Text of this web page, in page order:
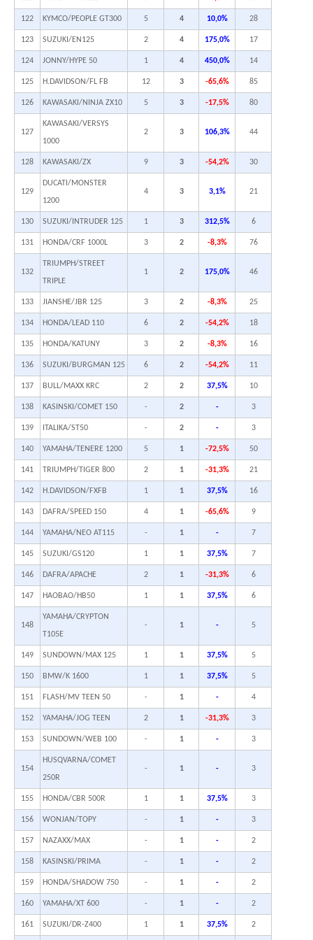
122 KYMCO/PEOPLE GT300 5 4 10,0% 28
123 SUZUKI/EN125 2 4 175,0% 17
124 JONNY/HYPE 50 1 4 450,0% 14
125 H.DAVIDSON/FL FB 12 3 -65,6% 85
126 KAWASAKI/NINJA ZX10 5 3 -17,5% 80
127
KAWASAKI/VERSYS
1000
2 3 106,3% 44
128 KAWASAKI/ZX 9 3 -54,2% 30
129
DUCATI/MONSTER
1200
4 3 3,1% 21
130 SUZUKI/INTRUDER 125 1 3 312,5% 6
131 HONDA/CRF 1000L 3 2 -8,3% 76
132
TRIUMPH/STREET
TRIPLE
1 2 175,0% 46
133 JIANSHE/JBR 125 3 2 -8,3% 25
134 HONDA/LEAD 110 6 2 -54,2% 18
135 HONDA/KATUNY 3 2 -8,3% 16
136 SUZUKI/BURGMAN 125 6 2 -54,2% 11
137 BULL/MAXX KRC 2 2 37,5% 10
138 KASINSKI/COMET 150 - 2 - 3
139 ITALIKA/ST50 - 2 - 3
140 YAMAHA/TENERE 1200 5 1 -72,5% 50
141 TRIUMPH/TIGER 800 2 1 -31,3% 21
142 H.DAVIDSON/FXFB 1 1 37,5% 16
143 DAFRA/SPEED 150 4 1 -65,6% 9
144 YAMAHA/NEO AT115 - 1 - 7
145 SUZUKI/GS120 1 1 37,5% 7
146 DAFRA/APACHE 2 1 -31,3% 6
147 HAOBAO/HB50 1 1 37,5% 6
148
YAMAHA/CRYPTON
T105E
- 1 - 5
149 SUNDOWN/MAX 125 1 1 37,5% 5
150 BMW/K 1600 1 1 37,5% 5
151 FLASH/MV TEEN 50 - 1 - 4
152 YAMAHA/JOG TEEN 2 1 -31,3% 3
153 SUNDOWN/WEB 100 - 1 - 3
154
HUSQVARNA/COMET
250R
- 1 - 3
155 HONDA/CBR 500R 1 1 37,5% 3
156 WONJAN/TOPY - 1 - 3
157 NAZAXX/MAX - 1 - 2
158 KASINSKI/PRIMA - 1 - 2
159 HONDA/SHADOW 750 - 1 - 2
160 YAMAHA/XT 600 - 1 - 2
161 SUZUKI/DR-Z400 1 1 37,5% 2